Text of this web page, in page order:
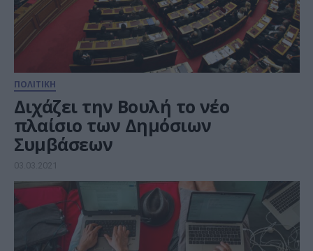
ΠΟΛΙΤΙΚΗ
Διχάζει την Βουλή το νέο
πλαίσιο των Δημόσιων
Συμβάσεων
03.03.2021